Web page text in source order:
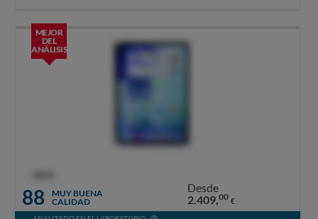
MEJOR
DEL
ANÁLISIS
88
MUY BUENA
CALIDAD
Desde
2.409,00 €